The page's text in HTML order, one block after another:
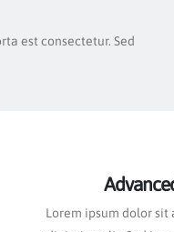
est consectetur. Sed
Lorem ipsum dolor sit